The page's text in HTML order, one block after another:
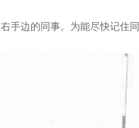
手边的同事。为能尽快记住